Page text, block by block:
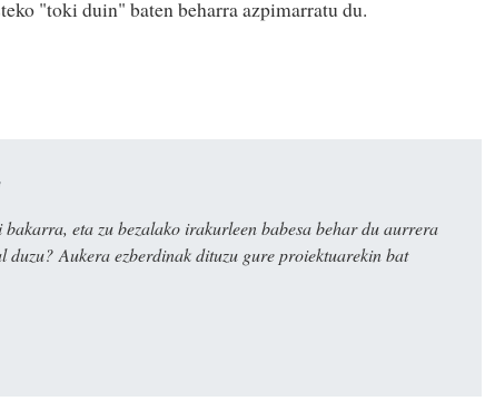
"toki duin" baten beharra azpimarratu du.
eta zu bezalako irakurleen babesa behar du aurrera
duzu? Aukera ezberdinak dituzu gure proiektuarekin bat